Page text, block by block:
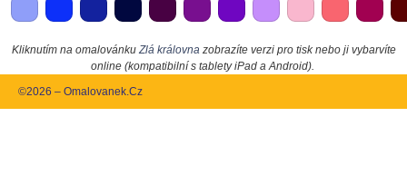
Kliknutím na omalovánku Zlá královna zobrazíte verzi pro tisk nebo ji vybarvíte
online (kompatibilní s tablety iPad a Android).
©2026 – Omalovanek.Cz